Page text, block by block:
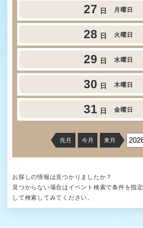
27 日 月曜日
28 日 火曜日
29 日 水曜日
30 日 木曜日
31 日 金曜日
先月 今月 来月
お探しの情報は見つかりましたか？
見つからない場合はイベント検索で条件を指定
して検索してみてください。